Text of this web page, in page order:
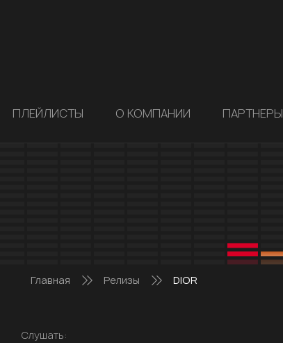
ПЛЕЙЛИСТЫ О КОМПАНИИ ПАРТНЕРЫ
Главная Релизы DIOR
Слушать: